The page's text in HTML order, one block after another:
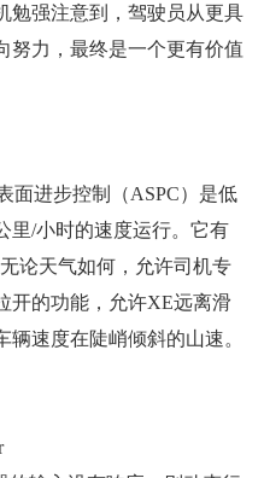
勉强注意到，驾驶员从更具
努力，最终是一个更有价值
面进步控制（ASPC）是低
里/小时的速度运行。它有
论天气如何，允许司机专
开的功能，允许XE远离滑
速度在陡峭倾斜的山速。